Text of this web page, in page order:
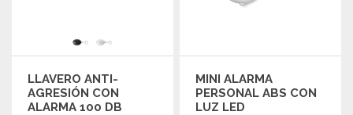
LLAVERO ANTI-
AGRESIÓN CON
ALARMA 100 DB
MINI ALARMA
PERSONAL ABS CON
LUZ LED